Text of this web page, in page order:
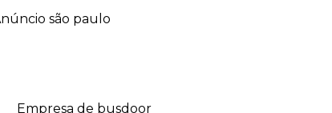
anúncio são paulo
empresa de busdoor